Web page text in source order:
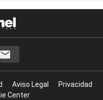
Aviso Legal
Privacidad
Center